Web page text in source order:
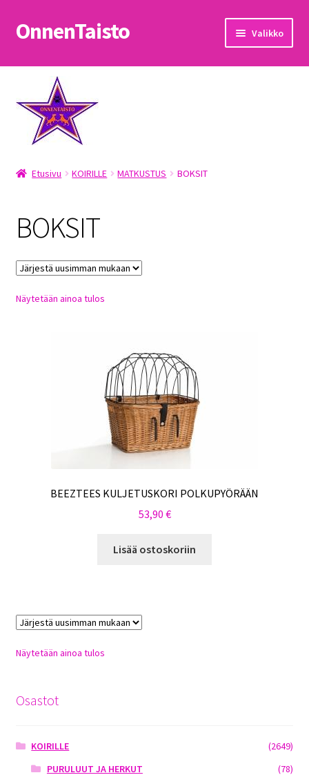
Siirry
navigointiin
Siirry
sisältöön
OnnenTaisto Valikko
Etusivu
Kassa
Oma tili
OnnenTaisto
Etusivu KOIRILLE MATKUSTUS BOKSIT
BOKSIT
Näytetään ainoa tulos
BEEZTEES KULJETUSKORI POLKUPYÖRÄÄN
53,90 €
Lisää ostoskoriin
Näytetään ainoa tulos
Osastot
KOIRILLE
(2649)
PURULUUT JA HERKUT
(78)